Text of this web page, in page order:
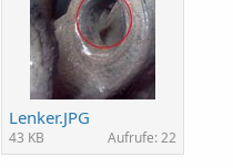
Lenker.JPG
43 KB Aufrufe: 22